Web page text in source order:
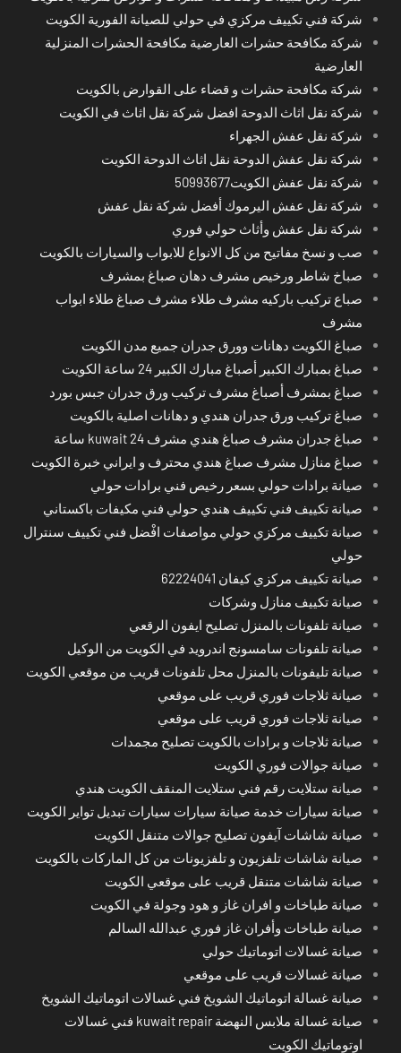
شركة فني تكييف مركزي في حولي للصيانة الفورية الكويت
شركة مكافحة حشرات العارضية مكافحة الحشرات المنزلية
العارضية
شركة مكافحة حشرات و قضاء على القوارض بالكويت
شركة نقل اثاث الدوحة افضل شركة نقل اثاث في الكويت
شركة نقل عفش الجهراء
شركة نقل عفش الدوحة نقل اثاث الدوحة الكويت
شركة نقل عفش الكويت50993677
شركة نقل عفش اليرموك أفضل شركة نقل عفش
شركة نقل عفش وأثاث حولي فوري
صب و نسخ مفاتيح من كل الانواع للابواب والسيارات بالكويت
صباخ شاطر ورخيص مشرف دهان صباغ بمشرف
صباع تركيب باركيه مشرف طلاء مشرف صباغ طلاء ابواب
مشرف
صباغ الكويت دهانات وورق جدران جميع مدن الكويت
صباغ بمبارك الكبير أصباغ مبارك الكبير 24 ساعة الكويت
صباغ بمشرف أصباغ مشرف تركيب ورق جدران جبس بورد
صباغ تركيب ورق جدران هندي و دهانات اصلية بالكويت
صباغ جدران مشرف صباغ هندي مشرف kuwait 24 ساعة
صباغ منازل مشرف صباغ هندي محترف و ايراني خبرة الكويت
صيانة برادات حولي بسعر رخيص فني برادات حولي
صيانة تكييف فني تكييف هندي حولي فني مكيفات باكستاني
صيانة تكييف مركزي حولي مواصفات افْضل فني تكييف سنترال
حولي
صيانة تكييف مركزي كيفان 62224041
صيانة تكييف منازل وشركات
صيانة تلفونات بالمنزل تصليح ايفون الرقعي
صيانة تلفونات سامسونج اندرويد في الكويت من الوكيل
صيانة تليفونات بالمنزل محل تلفونات قريب من موقعي الكويت
صيانة ثلاجات فوري قريب على موقعي
صيانة ثلاجات فوري قريب على موقعي
صيانة ثلاجات و برادات بالكويت تصليح مجمدات
صيانة جوالات فوري الكويت
صيانة ستلايت رقم فني ستلايت المنقف الكويت هندي
صيانة سيارات خدمة صيانة سيارات سيارات تبديل تواير الكويت
صيانة شاشات آيفون تصليح جوالات متنقل الكويت
صيانة شاشات تلفزيون و تلفزيونات من كل الماركات بالكويت
صيانة شاشات متنقل قريب على موقعي الكويت
صيانة طباخات و افران غاز و هود وجولة في الكويت
صيانة طباخات وأفران غاز فوري عبدالله السالم
صيانة غسالات اتوماتيك حولي
صيانة غسالات قريب على موقعي
صيانة غسالة اتوماتيك الشويخ فني غسالات اتوماتيك الشويخ
صيانة غسالة ملابس النهضة kuwait repair فني غسالات
اوتوماتيك الكويت